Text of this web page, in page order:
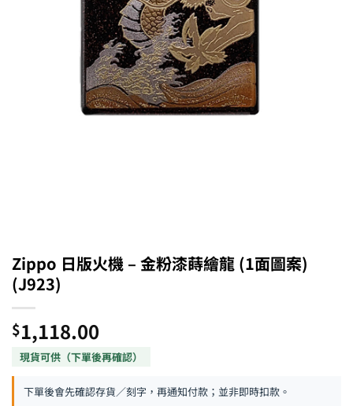
Zippo 日版火機 – 金粉漆蒔繪龍 (1面圖案)
(J923)
$1,118.00
下單後會先確認存貨／刻字，再通知付款；並非即時扣款。